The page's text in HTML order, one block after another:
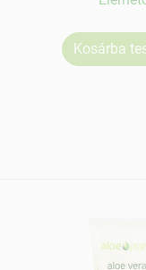
Kosárba